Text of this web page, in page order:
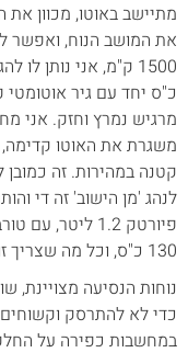
מתיישב באוטו, מכוון
את המושב הנוח, ואפשר
מרגיש נמרץ וחזק. אני
משגרת את האוטו
לנהג 'מן הישוב' זה די
130 כ"ס, וכל מה שצריך זו עדכון תוכנה קטן…
נוחות הנסיעה מצויינת,
כדי לא להתרסק
במחשבות כפירה על